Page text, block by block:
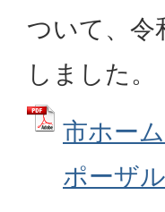
ついて、令
しました。
市ホー
ポーザ